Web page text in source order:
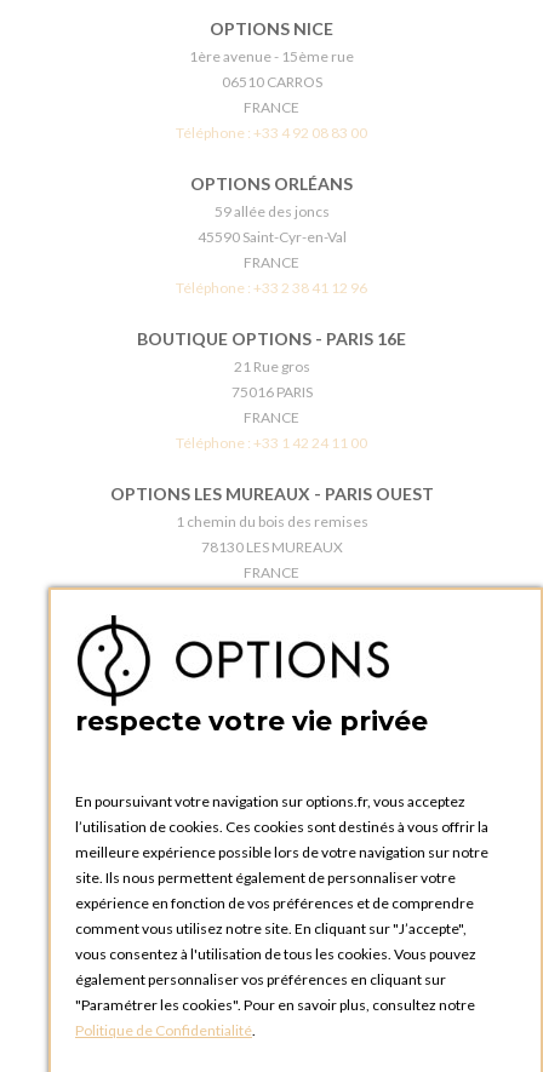
OPTIONS NICE
1ère avenue - 15ème rue
06510 CARROS
FRANCE
Téléphone : +33 4 92 08 83 00
OPTIONS ORLÉANS
59 allée des joncs
45590 Saint-Cyr-en-Val
FRANCE
Téléphone : +33 2 38 41 12 96
BOUTIQUE OPTIONS - PARIS 16E
21 Rue gros
75016 PARIS
FRANCE
Téléphone : +33 1 42 24 11 00
OPTIONS LES MUREAUX - PARIS OUEST
1 chemin du bois des remises
78130 LES MUREAUX
FRANCE
BOUTIQUE OPTIONS - PARIS 5E
5 quai de la tournelle
FRANCE
OPTIONS ROUEN
Rue du Clos Tellier
76800 Saint-Etienne-du-Rouvray
FRANCE
Téléphone :+33 2 35 08 38 53
OPTIONS TOULOUSE
6 rue Gaye Marie, ZAC de Saint-Martin du Touch
31300 Toulouse
FRANCE
respecte votre vie privée
En poursuivant votre navigation sur options.fr, vous acceptez
l’utilisation de cookies. Ces cookies sont destinés à vous offrir la
meilleure expérience possible lors de votre navigation sur notre
site. Ils nous permettent également de personnaliser votre
expérience en fonction de vos préférences et de comprendre
comment vous utilisez notre site. En cliquant sur "J’accepte",
vous consentez à l'utilisation de tous les cookies. Vous pouvez
également personnaliser vos préférences en cliquant sur
"Paramétrer les cookies". Pour en savoir plus, consultez notre
Politique de Confidentialité.